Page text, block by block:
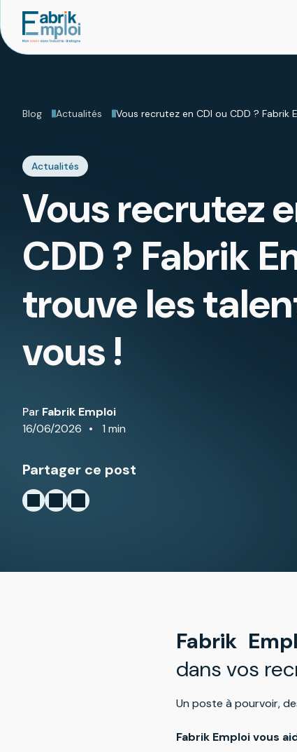
Blog Actualités Vous recrutez en CDI ou CDD ?
Actualités
Vous recrutez
CDD ? Fabrik
trouve les
vous !
Par Fabrik Emploi
16/06/2026
1 min
Partager ce post
Fabrik
dans vos
Un poste à pourvoir,
Fabrik Emploi vous